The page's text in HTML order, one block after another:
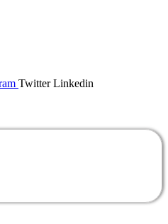
Twitter Linkedin